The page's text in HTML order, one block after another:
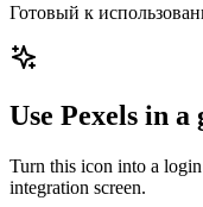
Готовый к
Use Pexels in
Turn this icon into a
integration screen.